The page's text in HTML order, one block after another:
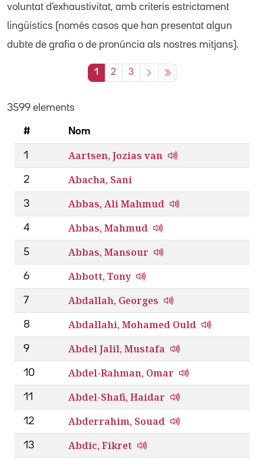
voluntat d'exhaustivitat, amb criteris estrictament
lingüístics (només casos que han presentat algun
dubte de grafia o de pronúncia als nostres mitjans).
1 2 3
3599 elements
# Nom
1 Aartsen, Jozias van
2 Abacha, Sani
3 Abbas, Ali Mahmud
4 Abbas, Mahmud
5 Abbas, Mansour
6 Abbott, Tony
7 Abdallah, Georges
8 Abdallahi, Mohamed Ould
9 Abdel Jalil, Mustafa
10 Abdel-Rahman, Omar
11 Abdel-Shafi, Haidar
12 Abderrahim, Souad
13 Abdic, Fikret